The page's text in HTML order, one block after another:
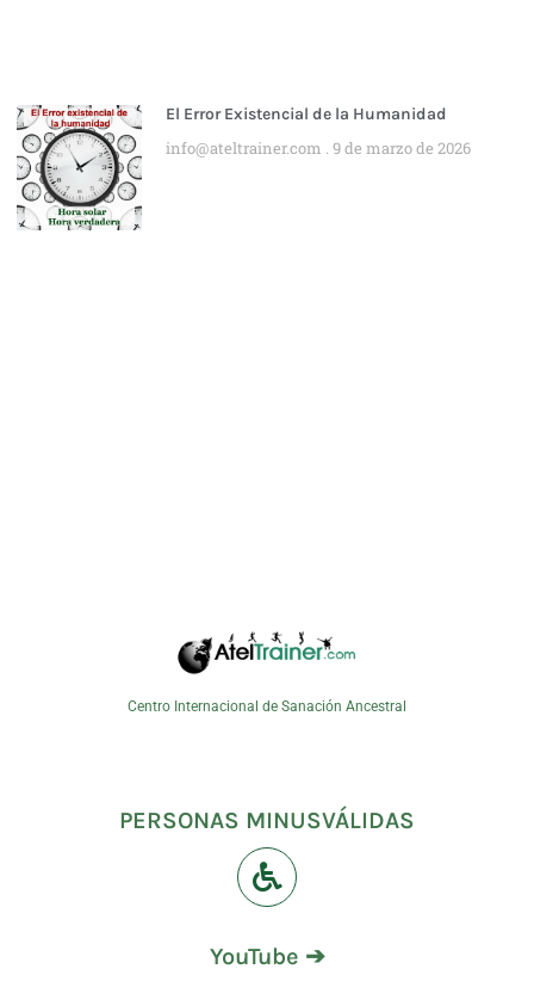
El Error Existencial de la Humanidad
info@ateltrainer.com 9 de marzo de 2026
Centro Internacional de Sanación Ancestral
PERSONAS MINUSVÁLIDAS
YouTube ➔